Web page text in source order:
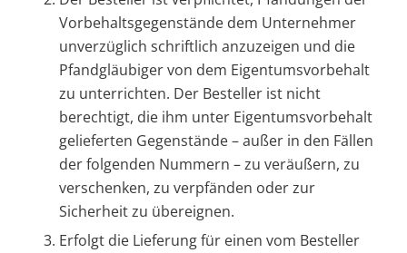
Vorbehaltsgegenstände dem Unternehmer
unverzüglich schriftlich anzuzeigen und die
Pfandgläubiger von dem Eigentumsvorbehalt
zu unterrichten. Der Besteller ist nicht
berechtigt, die ihm unter Eigentumsvorbehalt
gelieferten Gegenstände – außer in den Fällen
der folgenden Nummern – zu veräußern, zu
verschenken, zu verpfänden oder zur
Sicherheit zu übereignen.
Erfolgt die Lieferung für einen vom Besteller